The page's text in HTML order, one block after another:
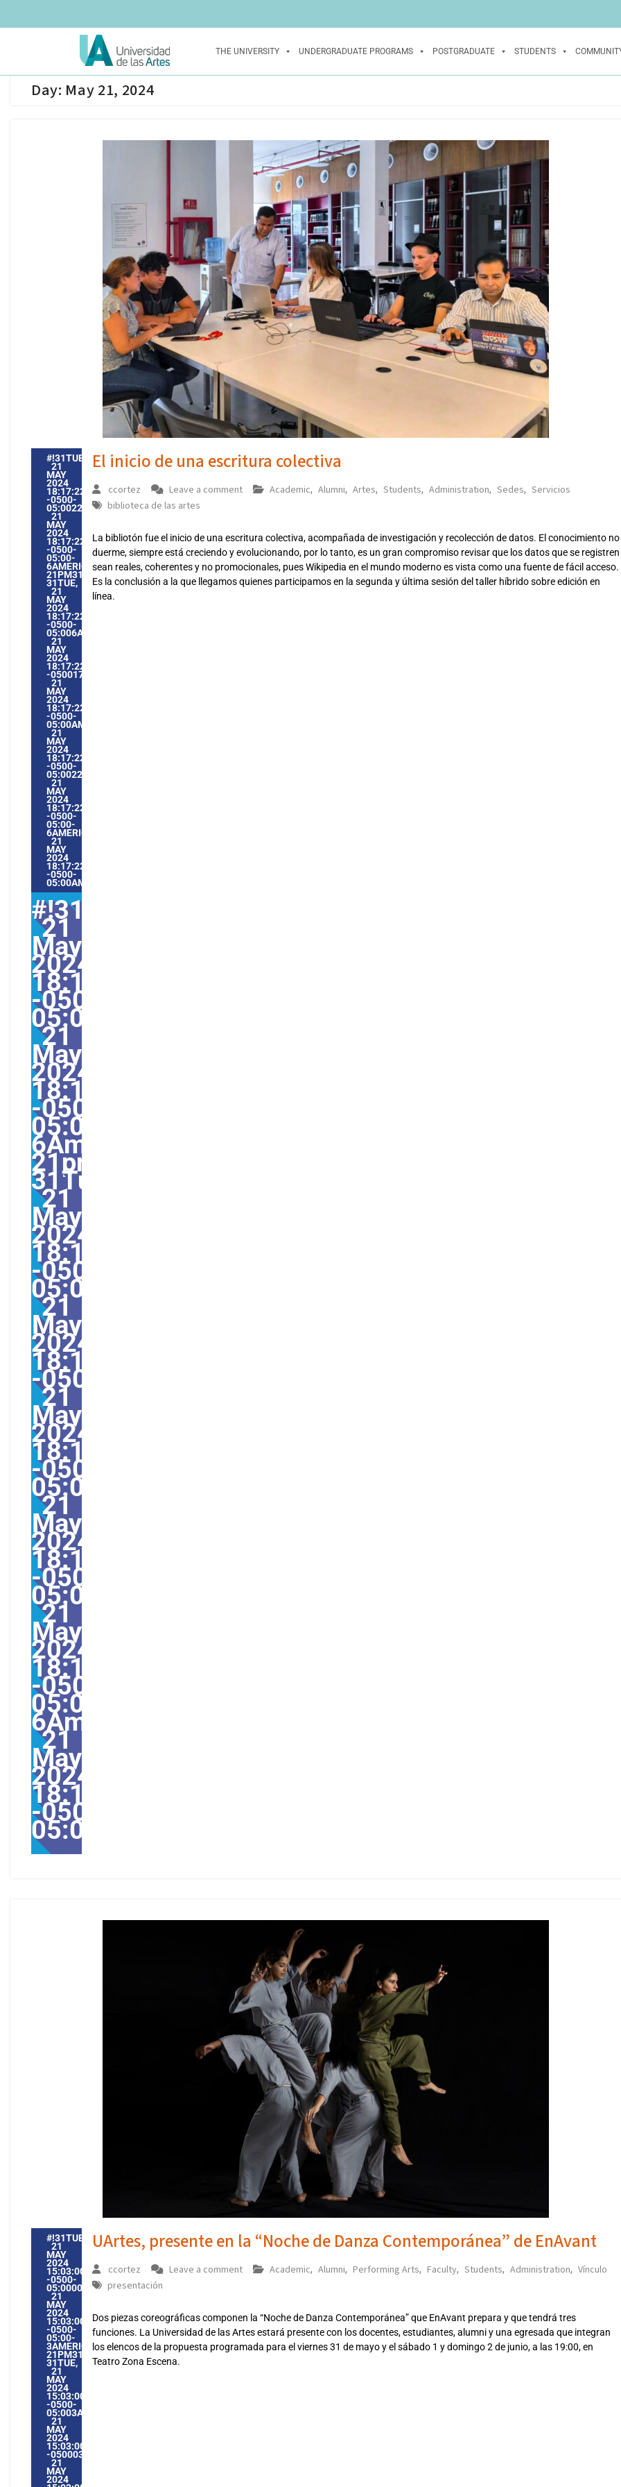
THE UNIVERSITY UNDERGRADUATE PROGRAMS POSTGRADUATE STUDENTS
Day: May 21, 2024
#!31TUE,
21
MAY
2024
18:17:22
-0500-
05:002231#31TUE,
21
MAY
2024
18:17:22
-0500-
05:00-
6AMERICA/GUAYAQUIL3131AMERICA/GUAYAQUIL202431
21PM31PM-
31TUE,
21
MAY
2024
18:17:22
-0500-
05:006AMERICA/GUAYAQUIL3131AMERICA/GUAYAQUIL2024312024TUE,
21
MAY
2024
18:17:22
-0500176175PMTUESDAY=1009#!31TUE,
21
MAY
2024
18:17:22
-0500-
05:00AMERICA/GUAYAQUIL5#MAY#!31TUE,
21
MAY
2024
18:17:22
-0500-
05:002231#/31TUE,
21
MAY
2024
18:17:22
-0500-
05:00-
6AMERICA/GUAYAQUIL3131AMERICA/GUAYAQUIL202431#!31TUE,
21
MAY
2024
18:17:22
-0500-
05:00AMERICA/GUAYAQUIL5#
#!31Tue,
21
May
2024
18:17:22
-0500-
05:002231#31Tue,
21
May
2024
18:17:22
-0500-
05:00-
6America/Guayaquil3131America/
21pm31pm-
31Tue,
21
May
2024
18:17:22
-0500-
05:006America/Guayaquil3131America/
21
May
2024
18:17:22
-0500176175pmTuesday=1010#!31Tue,
21
May
2024
18:17:22
-0500-
05:00America/Guayaquil5#21#!31Tue,
21
May
2024
18:17:22
-0500-
05:002231#/31Tue,
21
May
2024
18:17:22
-0500-
05:00-
6America/Guayaquil3131America/
21
May
2024
18:17:22
-0500-
05:00America/Guayaquil5#
El inicio de una escritura colectiva
ccortez Leave a comment Academic, Alumni, Artes, Students, Administration, Sedes, Servicios
biblioteca de las artes
La bibliotón fue el inicio de una escritura colectiva, acompañada de investigación y recolección de datos. El conocimiento no
duerme, siempre está creciendo y evolucionando, por lo tanto, es un gran compromiso revisar que los datos que se registren
sean reales, coherentes y no promocionales, pues Wikipedia en el mundo moderno es vista como una fuente de fácil acceso.
Es la conclusión a la que llegamos quienes participamos en la segunda y última sesión del taller híbrido sobre edición en
línea.
#!31TUE,
21
MAY
2024
15:03:00
-0500-
05:000031#31TUE,
21
MAY
2024
15:03:00
-0500-
05:00-
3AMERICA/GUAYAQUIL3131AMERICA/GUAYAQUIL202431
21PM31PM-
31TUE,
21
MAY
2024
15:03:00
-0500-
05:003AMERICA/GUAYAQUIL3131AMERICA/GUAYAQUIL2024312024TUE,
21
MAY
2024
15:03:00
-0500033035PMTUESDAY=1009#!31TUE,
21
MAY
2024
UArtes, presente en la “Noche de Danza Contemporánea” de EnAvant
ccortez Leave a comment Academic, Alumni, Performing Arts, Faculty, Students, Administration, Vínculo
presentación
Dos piezas coreográficas componen la “Noche de Danza Contemporánea” que EnAvant prepara y que tendrá tres
funciones. La Universidad de las Artes estará presente con los docentes, estudiantes, alumni y una egresada que integran
los elencos de la propuesta programada para el viernes 31 de mayo y el sábado 1 y domingo 2 de junio, a las 19:00, en
Teatro Zona Escena.